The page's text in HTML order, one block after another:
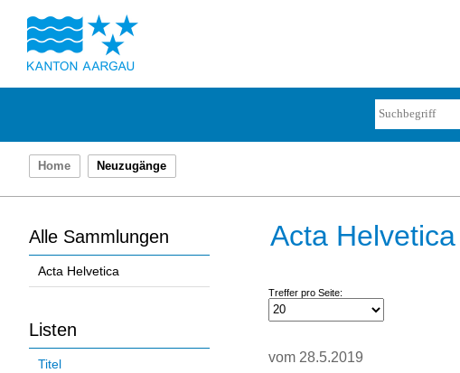
Home Neuzugänge
Alle Sammlungen
Acta Helvetica
Listen
Titel
Acta Helvetica
Treffer pro Seite:
vom 28.5.2019